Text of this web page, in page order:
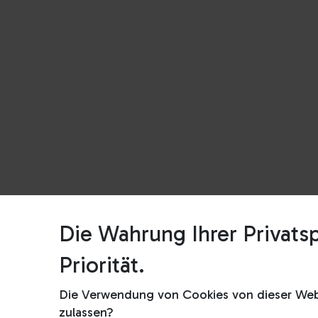
Die Wahrung Ihrer
Priorität.
Die Verwendung von Cookies von dieser
zulassen?